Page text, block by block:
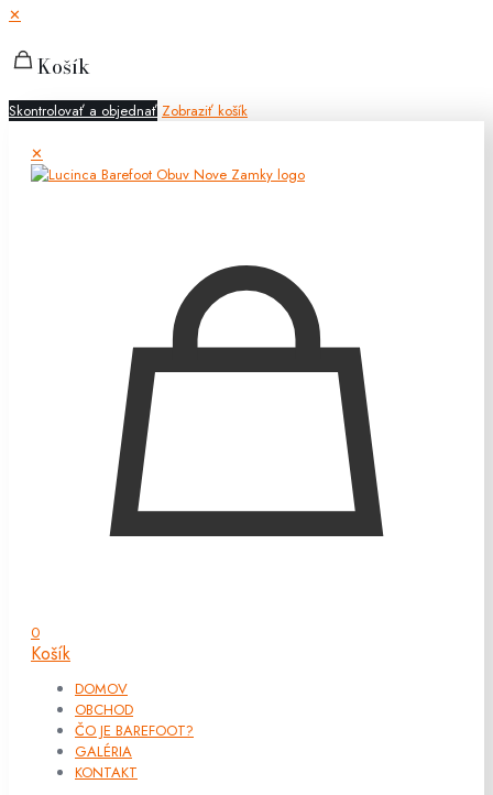
✕
Košík
Skontrolovať a objednať Zobraziť košík
✕
0
Košík
DOMOV
OBCHOD
ČO JE BAREFOOT?
GALÉRIA
KONTAKT